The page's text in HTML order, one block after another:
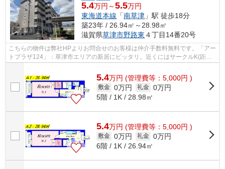
5.4万円～5.5万円
東海道本線 「南草津 」駅 徒歩18分
築23年 / 26.94㎡～28.98㎡
滋賀県草津市野路東 ４丁目14番20号
こちらの物件は弊社HPよりお問合せのお客様は仲介手数料無料です。「アー
トプラザ124」：草津市エリアの新居にピッタリ。近くにはサークルK(距離
5.4万円 (管理費等：5,000円 )
敷金 0万円 礼金 0万円
5階 / 1K / 28.98㎡
5.4万円 (管理費等：5,000円 )
敷金 0万円 礼金 0万円
6階 / 1K / 26.94㎡